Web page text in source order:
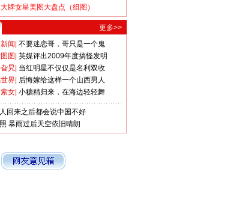
牌女星美图大盘点（组图）
更多>>
闻 不要迷恋哥，哥只是一个鬼
图 英媒评出2009年度搞怪发明
旯 当红明星不仅仅是名利双收
界 后悔嫁给这样一个山西男人
女 小糖精归来，在海边轻轻舞
回来之后都会说中国不好
暴雨过后天空依旧晴朗